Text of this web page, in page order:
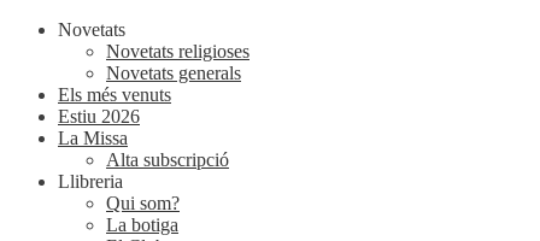
Novetats
Novetats religioses
Novetats generals
Els més venuts
Estiu 2026
La Missa
Alta subscripció
Llibreria
Qui som?
La botiga